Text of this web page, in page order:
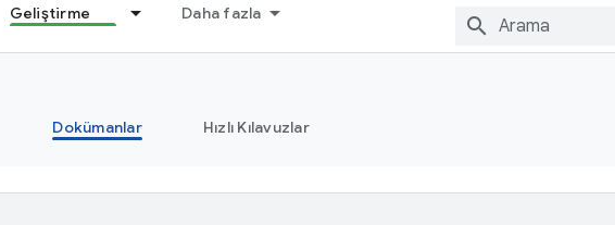
Geliştirme Daha fazla
Dokümanlar Hızlı Kılavuzlar